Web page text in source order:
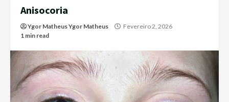
Anisocoria
Ygor Matheus Ygor Matheus
Fevereiro 2, 2026
1 min read